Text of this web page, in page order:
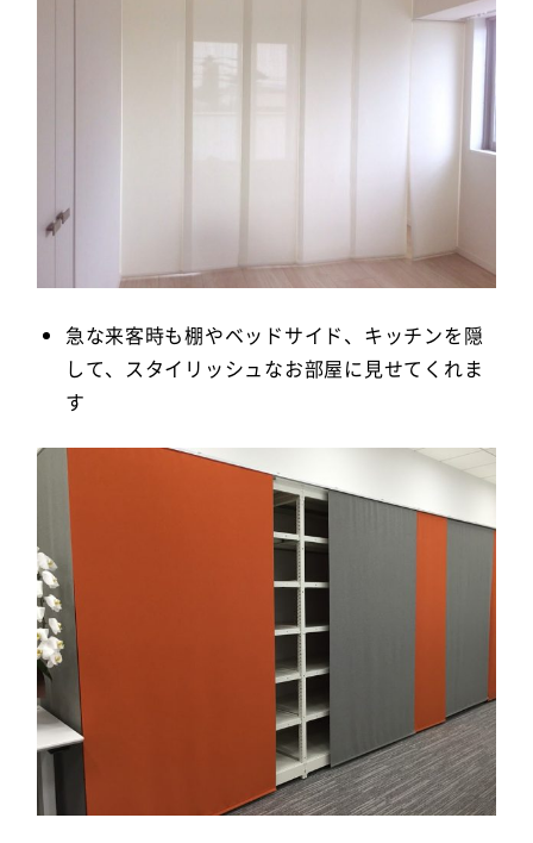
急な来客時も棚やベッドサイド、キッチンを隠
して、スタイリッシュなお部屋に見せてくれま
す